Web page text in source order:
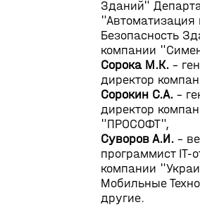
Зданий"
"Автоматизация
Безопасность
компании
Сорока М.К. -
директор
Сорокин С.А. -
директор
"ПРОСОФТ",
Суворов А.И. -
программист IT-
компании
Мобильные
другие.